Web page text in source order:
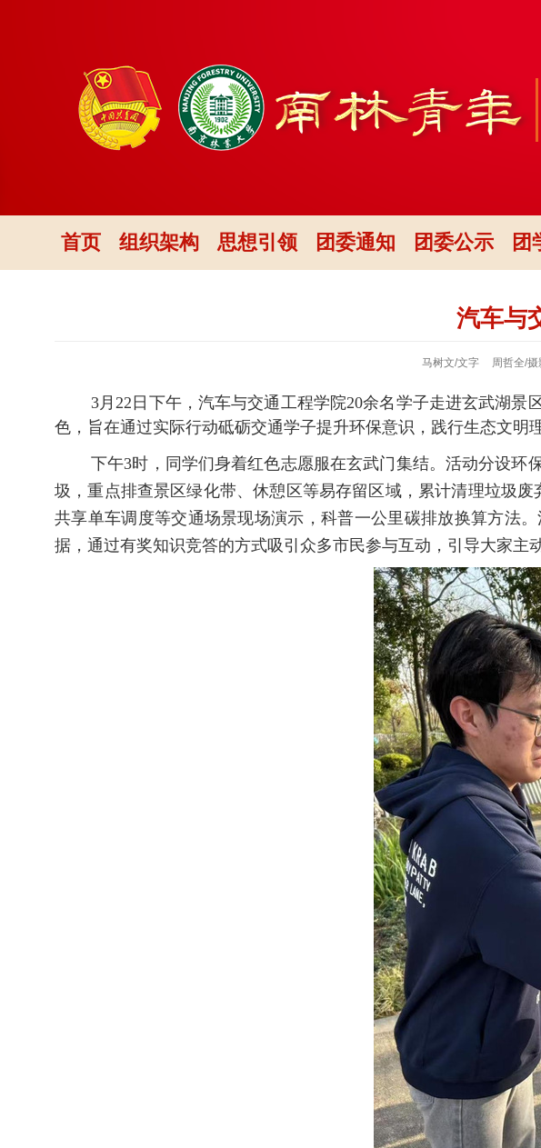
首页 组织架构 思想引领 团委通知 团委公示 团
汽车与
马树文/文字 周哲全/摄
3月22日 下午，汽车与交通工程学院20余名学子走进玄武湖景
色， 旨在通过实际行动砥砺交通学子提升环保意识 ， 践行生态文明
下午3时， 同学们身着红色志愿服在玄武门集结。活动分设环
圾，重点排查景区绿化带、休憩区等易存留区域，累计清理垃圾废
共享单车调度等交通场景现场演示，科普一公里碳排放换算方法
据， 通过有奖知识竞答的方式吸引众多市民参与互动 ， 引导大家主